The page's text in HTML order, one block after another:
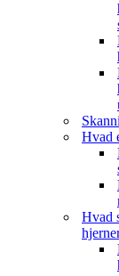
Hvad
Hvad